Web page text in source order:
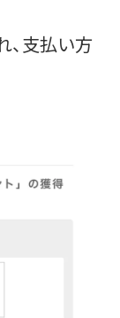
、支払い方